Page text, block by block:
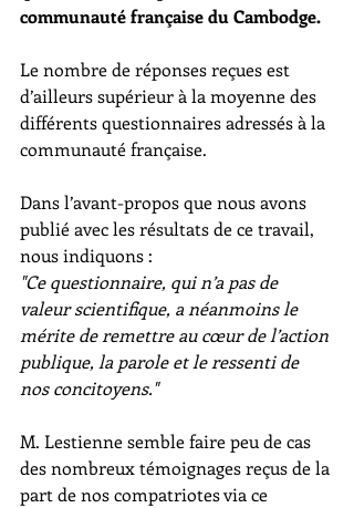
communauté française du Cambodge.
Le nombre de réponses reçues est
d’ailleurs supérieur à la moyenne des
différents questionnaires adressés à la
communauté française.
Dans l’avant-propos que nous avons
publié avec les résultats de ce travail,
nous indiquons :
"Ce questionnaire, qui n’a pas de
valeur scientifique, a néanmoins le
mérite de remettre au cœur de l’action
publique, la parole et le ressenti de
nos concitoyens."
M. Lestienne semble faire peu de cas
des nombreux témoignages reçus de la
part de nos compatriotes via ce